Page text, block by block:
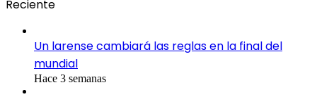
Reciente
Un larense cambiará las reglas en la final del
mundial
Hace 3 semanas